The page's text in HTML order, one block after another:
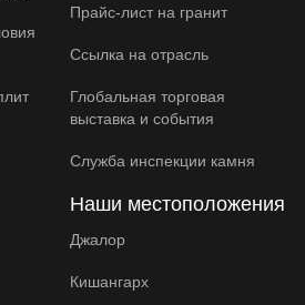
Прайс-лист на гранит
Ссылка на отрасль
Глобальная торговая
выставка и события
Служба инспекции камня
Наши местоположения
Джалор
Кишангарх